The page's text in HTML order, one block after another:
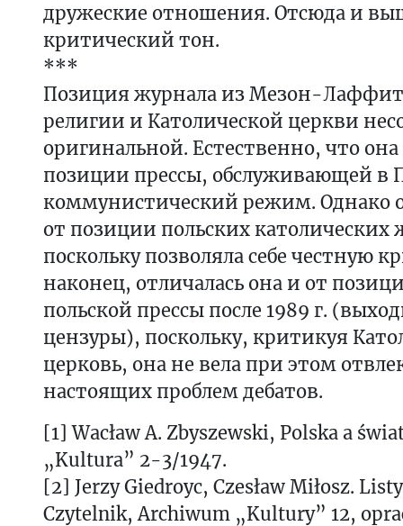
дружеские отношения. Отсюда и
критический тон.
***
Позиция журнала из Мезон-
религии и Католической церкви
оригинальной. Естественно, что она
позиции прессы, обслуживающей в
коммунистический режим. Однако
от позиции польских католических
поскольку позволяла себе честную
наконец, отличалась она и от
польской прессы после 1989 г.
цензуры), поскольку, критикуя
церковь, она не вела при этом
настоящих проблем дебатов.
[1] Wacław A. Zbyszewski, Polska a
„Kultura” 2-3/1947.
[2] Jerzy Giedroyc, Czesław Miłosz.
Czytelnik, Archiwum „Kultury” 12,